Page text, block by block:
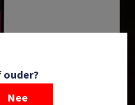
ouder?
Nee